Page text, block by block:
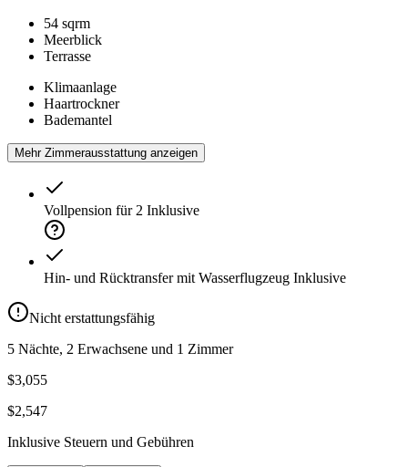
54 sqrm
Meerblick
Terrasse
Klimaanlage
Haartrockner
Bademantel
Mehr Zimmerausstattung anzeigen
Vollpension für 2 Inklusive
Hin- und Rücktransfer mit Wasserflugzeug Inklusive
Nicht erstattungsfähig
5 Nächte, 2 Erwachsene und 1 Zimmer
$3,055
$2,547
Inklusive Steuern und Gebühren